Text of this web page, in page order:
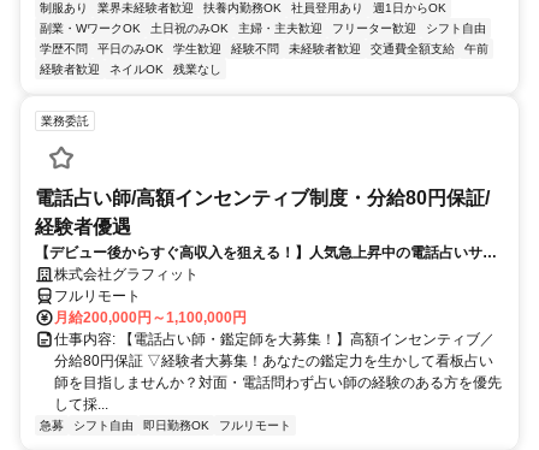
制服あり 業界未経験者歓迎 扶養内勤務OK 社員登用あり
週1日からOK
副業・WワークOK
土日祝のみOK 主婦・主夫歓迎 フリーター歓迎
シフト自由
学歴不問
平日のみOK 学生歓迎 経験不問 未経験者歓迎 交通費全額支給
午前
経験者歓迎
ネイルOK 残業なし
業務委託
電話占い師/高額インセンティブ制度・分給80円保証/
経験者優遇
【デビュー後からすぐ高収入を狙える！】人気急上昇中の電話占いサイ
トで占いのお仕事
株式会社グラフィット
フルリモート
月給200,000円～1,100,000円
仕事内容: 【電話占い師・鑑定師を大募集！】高額インセンティブ／
分給80円保証 ▽経験者大募集！あなたの鑑定力を生かして看板占い
師を目指しませんか？対面・電話問わず占い師の経験のある方を優先
して採...
急募 シフト自由 即日勤務OK フルリモート